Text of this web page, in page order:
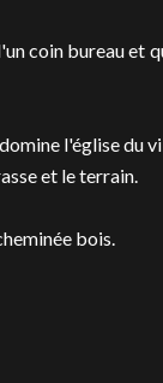
coin bureau et
l'église du
et le terrain.
bois.